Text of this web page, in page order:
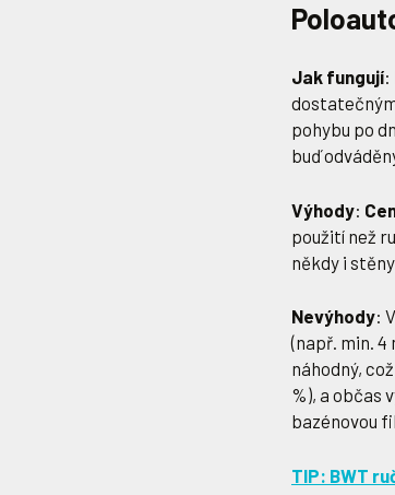
Jak fungují:
pohybu po
buď
Výhody:
použití než
někdy i
Nevýhody:
(např. min.
náhodný,
%), a občas
bazénovou
TIP: BWT